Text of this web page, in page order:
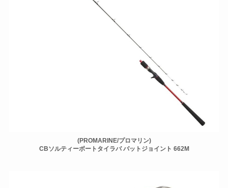
(PROMARINE/プロマリン)
CBソルティーボートタイラバ バットジョイント 662M